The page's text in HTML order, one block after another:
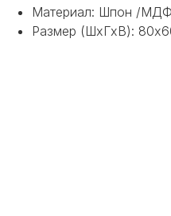
Материал: Шпон /МДФ
Размер (ШхГхВ):